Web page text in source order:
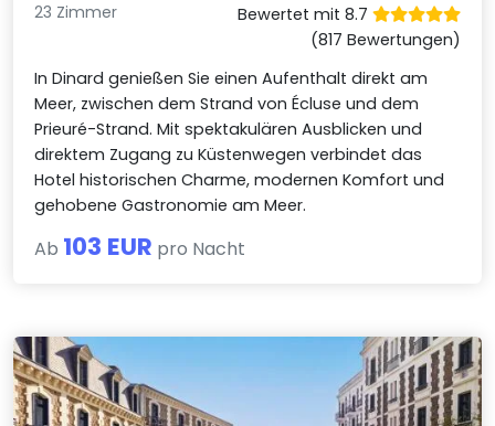
23 Zimmer
Bewertet mit 8.7
(817 Bewertungen)
In Dinard genießen Sie einen Aufenthalt direkt am
Meer, zwischen dem Strand von Écluse und dem
Prieuré-Strand. Mit spektakulären Ausblicken und
direktem Zugang zu Küstenwegen verbindet das
Hotel historischen Charme, modernen Komfort und
gehobene Gastronomie am Meer.
Ab 103 EUR pro Nacht